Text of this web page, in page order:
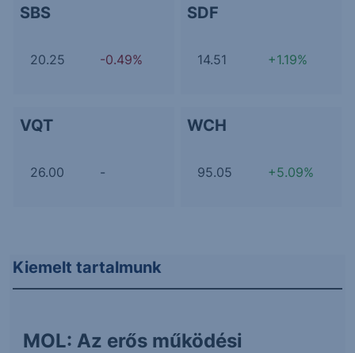
SBS
20.25 -0.49%
SDF
14.51 +1.19%
VQT
26.00 -
WCH
95.05 +5.09%
Kiemelt tartalmunk
MOL: Az erős működési